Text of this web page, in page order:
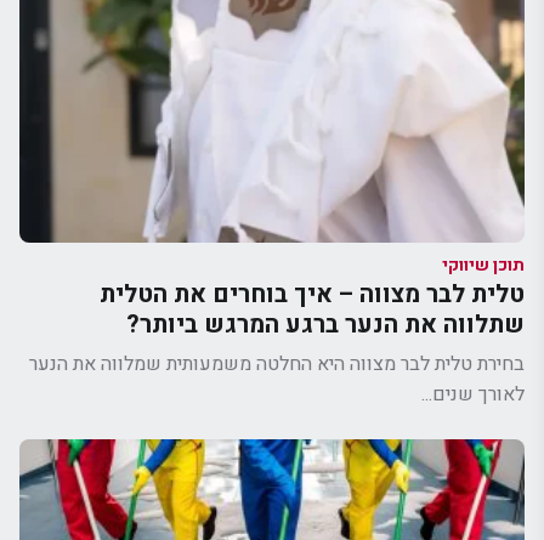
תוכן שיווקי
טלית לבר מצווה – איך בוחרים את הטלית
שתלווה את הנער ברגע המרגש ביותר?
בחירת טלית לבר מצווה היא החלטה משמעותית שמלווה את הנער
לאורך שנים...